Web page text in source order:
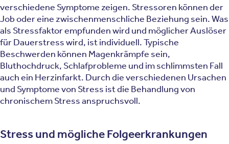
verschiedene Symptome zeigen. Stressoren können der
Job oder eine zwischenmenschliche Beziehung sein. Was
als Stressfaktor empfunden wird und möglicher Auslöser
für Dauerstress wird, ist individuell. Typische
Beschwerden können Magenkrämpfe sein,
Bluthochdruck, Schlafprobleme und im schlimmsten Fall
auch ein Herzinfarkt. Durch die verschiedenen Ursachen
und Symptome von Stress ist die Behandlung von
chronischem Stress anspruchsvoll.
Stress und mögliche Folgeerkrankungen